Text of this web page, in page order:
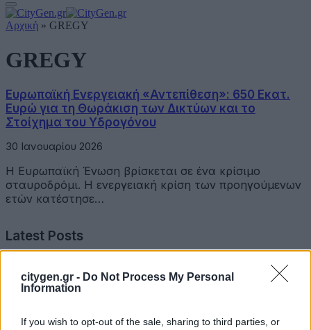
citygen.gr - Do Not Process My Personal
Information
If you wish to opt-out of the sale, sharing to third parties, or
Αρχική » GREGY
GREGY
Ευρωπαϊκή Ενεργειακή «Αντεπίθεση»: 650 Εκατ.
Ευρώ για τη Θωράκιση των Δικτύων και το
Στοίχημα του Υδρογόνου
30 Ιανουαρίου 2026
Η Ευρωπαϊκή Ένωση βρίσκεται σε ένα κρίσιμο
σταυροδρόμι. Η ενεργειακή κρίση των προηγούμενων
ετών κατέστησε…
Latest Posts
Όμιλος Σαρακάκη: Παραχώρησε το νέο Maxus T60 Max
στην ΕΠΟΜΕΑ Βιλίων